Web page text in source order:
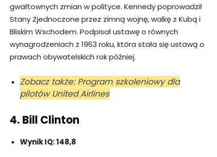
gwałtownych zmian w polityce. Kennedy poprowadził
Stany Zjednoczone przez zimną wojnę, walkę z Kubą i
Bliskim Wschodem. Podpisał ustawę o równych
wynagrodzeniach z 1963 roku, która stała się ustawą o
prawach obywatelskich rok później.
Zobacz także: Program szkoleniowy dla
pilotów United Airlines
4. Bill Clinton
Wynik IQ: 148,8